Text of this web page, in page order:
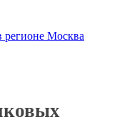
регионе Москва